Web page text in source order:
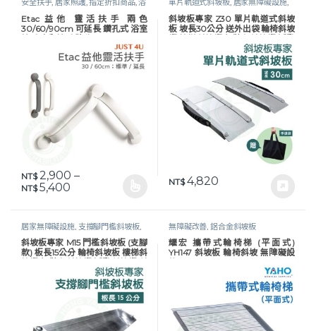
安全扶手, 居家照護,指定折扣商品,浴
室 / 馬桶安全扶手, 無障礙改善
衛浴
安全
Etac 益他 靈活扶手 兩色
30/60/90cm 可延長 鑽孔式 浴室
NT$2,900 –
NT$5,400價格範圍：NT$ 2,900 到 NT$ 5,400
此產品有多種款式。 可在產品頁面選擇選項
單片軌道式斜坡板, 居家無障礙設施,
無障礙改善,鋁合金斜坡板, 長照專區
斜坡板專家 Z30 單片軌道式斜坡
板 坡長30公分 送外出袋 輪椅斜坡
NT$4,820
居家無障礙設施 支撐腳門檻斜坡板,
無障礙改善,鋁合金斜坡板 ,長照專區
斜坡板專家 M15 門檻斜坡板 (支腳
款) 板長15公分 輪椅斜坡板 樓梯斜
無障礙改善 ,鋁合金斜坡板
耀宏 攜帶式輪椅梯 (平面式)
YH147 斜坡板 輪椅斜坡 無障礙設